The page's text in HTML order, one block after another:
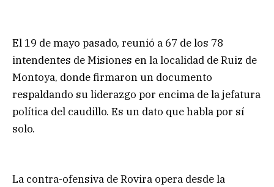
El 19 de mayo pasado, reunió a 67 de los 78
intendentes de Misiones en la localidad de Ruiz de
Montoya, donde firmaron un documento
respaldando su liderazgo por encima de la jefatura
política del caudillo. Es un dato que habla por sí
solo.
La contra-ofensiva de Rovira opera desde la